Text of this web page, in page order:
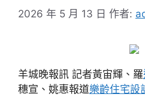
2026 年 5 月 13 日 作者:
羊城晚報訊 記者黃宙輝、羅
穗宣、姚惠報道樂齡住宅設